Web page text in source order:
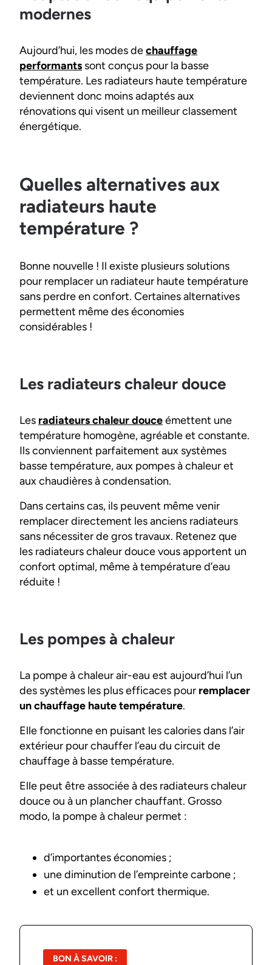
modernes
Aujourd’hui, les modes dechauffage
performants sont conçus pour la basse
température. Les radiateurs haute température
deviennent donc moins adaptés aux
rénovations qui visent un meilleur classement
énergétique.
Quelles alternatives aux
radiateurs haute
température ?
Bonne nouvelle ! Il existe plusieurs solutions
pour remplacer un radiateur haute température
sans perdre en confort. Certaines alternatives
permettent même des économies
considérables !
Les radiateurs chaleur douce
Les radiateurs chaleur douceémettent une
température homogène, agréable et constante.
Ils conviennent parfaitement aux systèmes
basse température, aux pompes à chaleur et
aux chaudières à condensation.
Dans certains cas, ils peuvent même venir
remplacer directement les anciens radiateurs
sans nécessiter de gros travaux. Retenez que
les radiateurs chaleur douce vous apportent un
confort optimal, même à température d’eau
réduite !
Les pompes à chaleur
La pompe à chaleur air-eau est aujourd’hui l’un
des systèmes les plus efficaces pour remplacer
un chauffage haute température.
Elle fonctionne en puisant les calories dans l’air
extérieur pour chauffer l’eau du circuit de
chauffage à basse température.
Elle peut être associée à des radiateurs chaleur
douce ou à un plancher chauffant. Grosso
modo, la pompe à chaleur permet :
d’importantes économies ;
une diminution de l’empreinte carbone ;
et un excellent confort thermique.
BON À SAVOIR :